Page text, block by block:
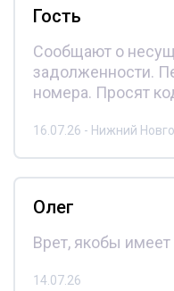
Гость
Сообщают о
задолженности.
номера. Просят
16.07.26 - Нижний
Олег
Врет, якобы
14.07.26